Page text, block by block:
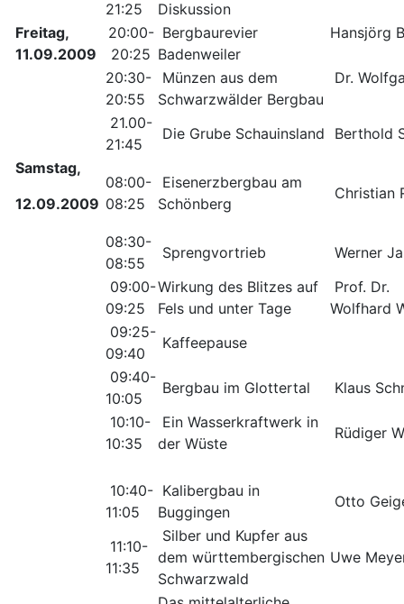
21:25
Diskussion
Freitag,
11.09.2009
20:00-
20:25
Bergbaurevier
Badenweiler
Hansjörg
20:30-
20:55
Münzen aus dem
Schwarzwälder Bergbau
Dr.
21.00-
21:45
Die Grube Schauinsland
Berthold
Samstag,
12.09.2009
08:00-
08:25
Eisenerzbergbau am
Schönberg
Christian
08:30-
08:55
Sprengvortrieb
Werner
09:00-
09:25
Wirkung des Blitzes auf
Fels und unter Tage
Prof. Dr.
Wolfhard
09:25-
09:40
Kaffeepause
09:40-
10:05
Bergbau im Glottertal
Klaus
10:10-
10:35
Ein Wasserkraftwerk in
der Wüste
Rüdiger
10:40-
11:05
Kalibergbau in
Buggingen
Otto
11:10-
11:35
Silber und Kupfer aus
dem württembergischen
Schwarzwald
Uwe